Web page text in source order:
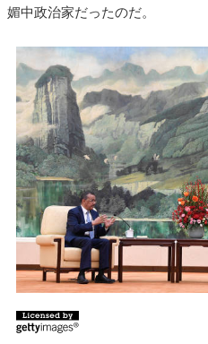
媚中政治家だったのだ。